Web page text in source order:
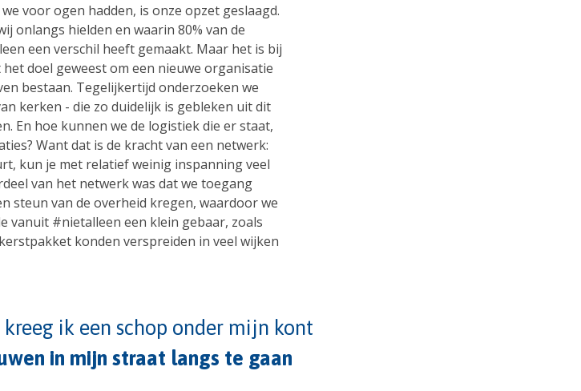
voor ogen hadden, is onze opzet geslaagd.
onlangs hielden en waarin 80% van de
een verschil heeft gemaakt. Maar het is bij
doel geweest om een nieuwe organisatie
bestaan. Tegelijkertijd onderzoeken we
kerken - die zo duidelijk is gebleken uit dit
En hoe kunnen we de logistiek die er staat,
Want dat is de kracht van een netwerk:
kun je met relatief weinig inspanning veel
van het netwerk was dat we toegang
steun van de overheid kregen, waardoor we
vanuit #nietalleen een klein gebaar, zoals
konden verspreiden in veel wijken
kreeg ik een schop onder mijn kont
in mijn straat langs te gaan